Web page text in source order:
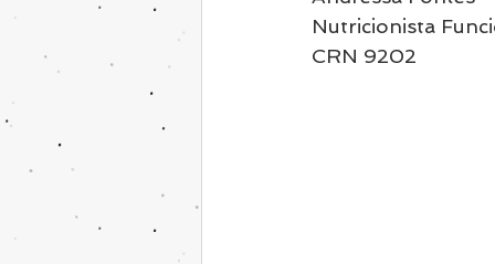
Nutricionista
CRN 9202